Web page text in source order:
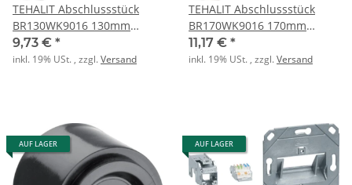
TEHALIT Abschlussstück
BR130WK9016 130mm
verkehrsweiß
9,73 € *
inkl. 19% USt. , zzgl.Versand
TEHALIT Abschlussstück
BR170WK9016 170mm
verkehrsweiß
11,17 € *
inkl. 19% USt. , zzgl.Versand
AUF LAGER AUF LAGER